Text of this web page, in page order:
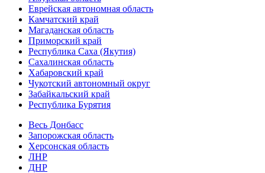
Еврейская автономная область
Камчатский край
Магаданская область
Приморский край
Республика Саха (Якутия)
Сахалинская область
Хабаровский край
Чукотский автономный округ
Забайкальский край
Республика Бурятия
Весь Донбасс
Запорожская область
Херсонская область
ЛНР
ДНР